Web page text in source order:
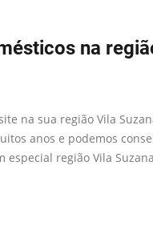
na
na sua região Vila
anos e podemos
especial região Vila